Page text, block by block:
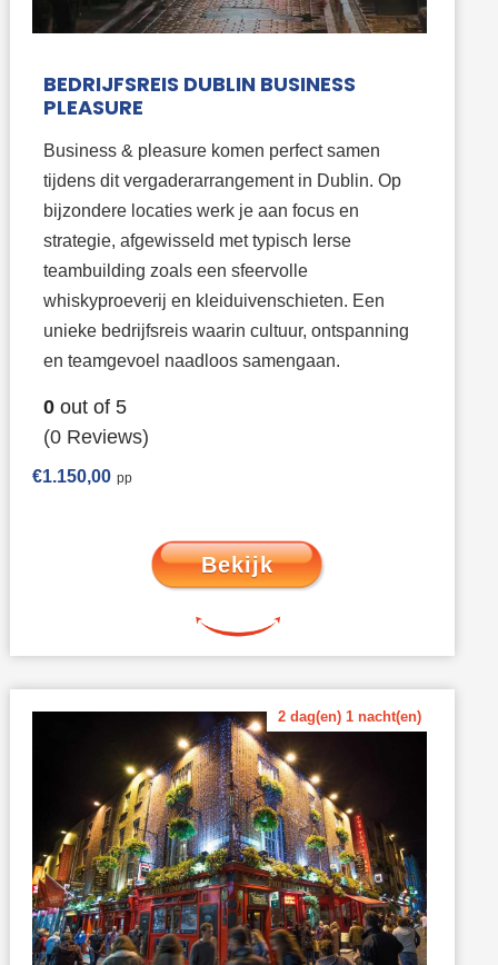
BEDRIJFSREIS DUBLIN BUSINESS
PLEASURE
Business & pleasure komen perfect samen
tijdens dit vergaderarrangement in Dublin. Op
bijzondere locaties werk je aan focus en
strategie, afgewisseld met typisch Ierse
teambuilding zoals een sfeervolle
whiskyproeverij en kleiduivenschieten. Een
unieke bedrijfsreis waarin cultuur, ontspanning
en teamgevoel naadloos samengaan.
0out of 5
(0 Reviews)
€1.150,00
Bekijk
2 dag(en) 1 nacht(en)